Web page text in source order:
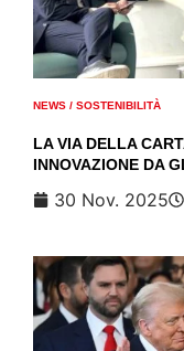
NEWS / SOSTENIBILITÀ
LA VIA DELLA
INNOVAZIONE DA
30 Nov. 2025